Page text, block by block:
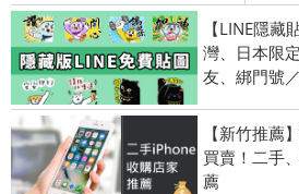
【LINE隱
灣、日本限
友、綁門號
【新竹推薦
買賣！二手
薦